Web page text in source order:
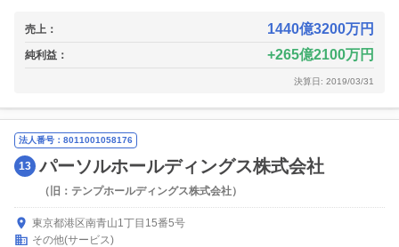
売上： 1440億3200万円
純利益： 265億2100万円
決算日: 2019/03/31
法人番号：8011001058176
13 パーソルホールディングス株式会社
（旧：テンプホールディングス株式会社）
東京都港区南青山1丁目15番5号
その他(サービス)